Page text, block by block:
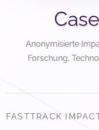
Anonymisierte
Forschung,
FASTTRACK